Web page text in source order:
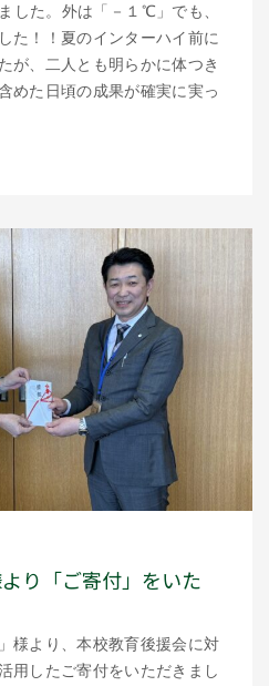
した。外は「－１℃」でも、
た！！夏のインターハイ前に
が、二人とも明らかに体つき
めた日頃の成果が確実に実っ
り「ご寄付」をいた
様より、本校教育後援会に対
用したご寄付をいただきまし